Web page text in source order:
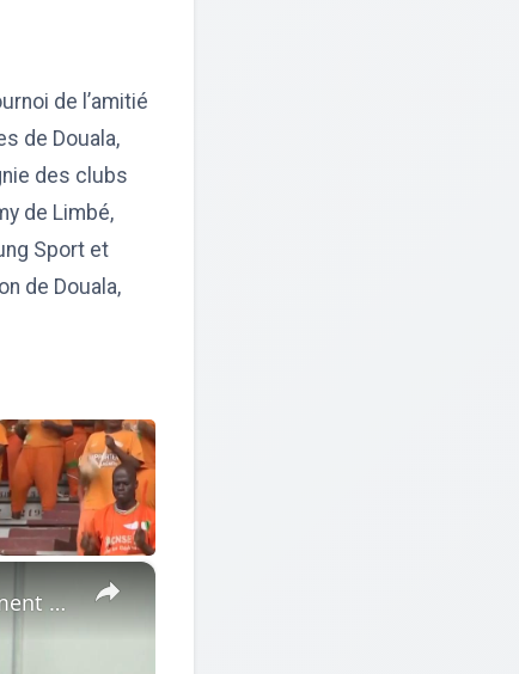
de l’amitié
de Douala,
des clubs
de Limbé,
Sport et
de Douala,
×
Cote d'Ivoire: African Economic Conference focuses on development opportunities in multipolar world.